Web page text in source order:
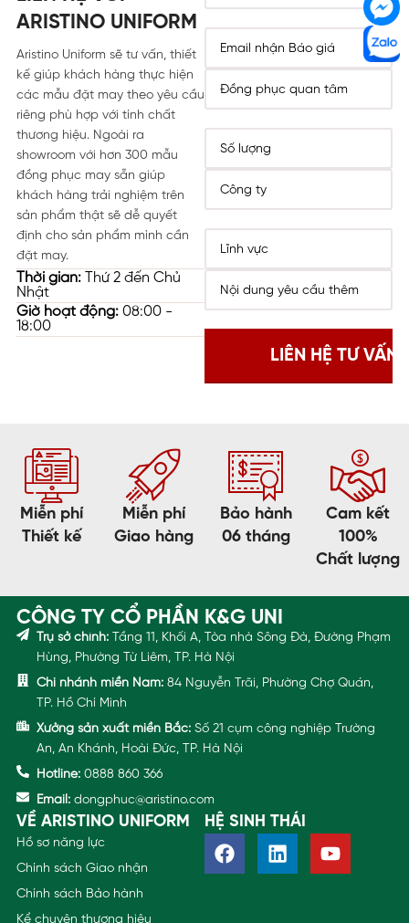
ARISTINO UNIFORM
Aristino Uniform sẽ tư vấn, thiết
kế giúp khách hàng thực hiện
các mẫu đặt may theo yêu cầu
riêng phù hợp với tính chất
thương hiệu. Ngoài ra
showroom với hơn 300 mẫu
đồng phục may sẵn giúp
khách hàng trải nghiệm trên
sản phẩm thật sẽ dễ quyết
định cho sản phẩm mình cần
đặt may.
Thời gian:Thứ 2 đến Chủ
Nhật
Giờ hoạt động:08:00 -
18:00
Miễn phí
Thiết kế
Miễn phí
Giao hàng
Bảo hành
06 tháng
Cam kết
100%
Chất lượng
CÔNG TY CỔ PHẦN K&G UNI
Trụ sở chính: Tầng 11, Khối A, Tòa nhà Sông Đà, Đường Phạm
Hùng, Phường Từ Liêm, TP. Hà Nội
Chi nhánh miền Nam: 84 Nguyễn Trãi, Phường Chợ Quán,
TP. Hồ Chí Minh
Xưởng sản xuất miền Bắc: Số 21 cụm công nghiệp Trường
An, An Khánh, Hoài Đức, TP. Hà Nội
Hotline: 0888 860 366
Email: dongphuc@aristino.com
VỀ ARISTINO UNIFORM
Hồ sơ năng lực
Chính sách Giao nhận
Chính sách Bảo hành
Kể chuyện thương hiệu
HỆ SINH THÁI